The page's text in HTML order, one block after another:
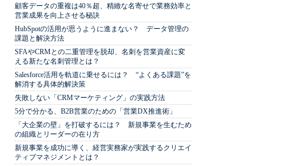
顧客データの重複は40％超、精緻な名寄せで業務効率と
営業成果を向上させる秘訣
HubSpotの活用が思うように進まない？ データ管理の
課題と解決方法
SFAやCRMとの二重管理を脱却、名刺を営業資産に変
える新たな名刺管理とは？
Salesforce活用を軌道に乗せるには？ “よくある課題”を
解消する具体的解決策
失敗しない「CRMマーケティング」の実践方法
5分で分かる、B2B営業のための「営業DX推進術」
「大企業の壁」を打破するには？ 新規事業を生むため
の組織とリーダーの在り方
新規事業を成功に導く、経営実務家が実践するクリエイ
ティブマネジメントとは？